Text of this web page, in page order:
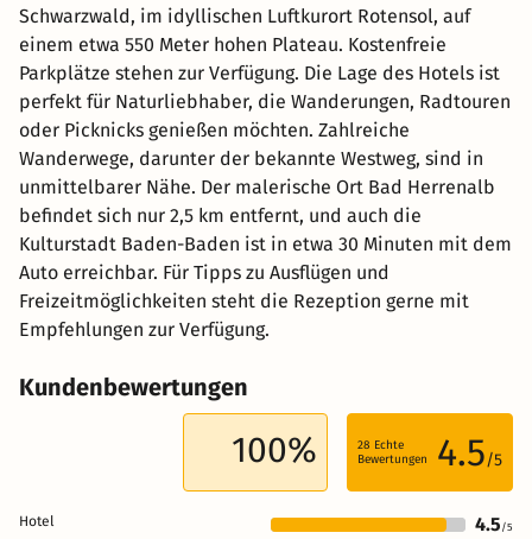
Schwarzwald, im idyllischen Luftkurort Rotensol, auf
einem etwa 550 Meter hohen Plateau. Kostenfreie
Parkplätze stehen zur Verfügung. Die Lage des Hotels ist
perfekt für Naturliebhaber, die Wanderungen, Radtouren
oder Picknicks genießen möchten. Zahlreiche
Wanderwege, darunter der bekannte Westweg, sind in
unmittelbarer Nähe. Der malerische Ort Bad Herrenalb
befindet sich nur 2,5 km entfernt, und auch die
Kulturstadt Baden-Baden ist in etwa 30 Minuten mit dem
Auto erreichbar. Für Tipps zu Ausflügen und
Freizeitmöglichkeiten steht die Rezeption gerne mit
Empfehlungen zur Verfügung.
Kundenbewertungen
100% 28 Echte
Bewertungen
4.5/5
Hotel 4.5 /5